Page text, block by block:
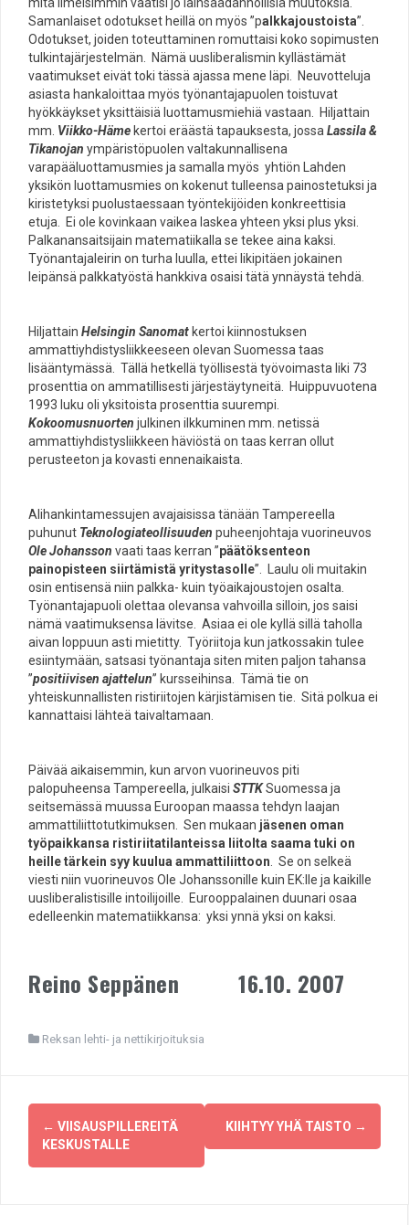
mitä ilmeisimmin vaatisi jo lainsäädännöllisiä muutoksia.
Samanlaiset odotukset heillä on myös ”palkkajoustoista”.
Odotukset, joiden toteuttaminen romuttaisi koko sopimusten
tulkintajärjestelmän. Nämä uusliberalismin kyllästämät
vaatimukset eivät toki tässä ajassa mene läpi. Neuvotteluja
asiasta hankaloittaa myös työnantajapuolen toistuvat
hyökkäykset yksittäisiä luottamusmiehiä vastaan. Hiljattain
mm. Viikko-Häme kertoi eräästä tapauksesta, jossaLassila &
Tikanojan ympäristöpuolen valtakunnallisena
varapääluottamusmies ja samalla myös yhtiön Lahden
yksikön luottamusmies on kokenut tulleensa painostetuksi ja
kiristetyksi puolustaessaan työntekijöiden konkreettisia
etuja. Ei ole kovinkaan vaikea laskea yhteen yksi plus yksi.
Palkanansaitsijain matematiikalla se tekee aina kaksi.
Työnantajaleirin on turha luulla, ettei likipitäen jokainen
leipänsä palkkatyöstä hankkiva osaisi tätä ynnäystä tehdä.
Hiljattain Helsingin Sanomat kertoi kiinnostuksen
ammattiyhdistysliikkeeseen olevan Suomessa taas
lisääntymässä. Tällä hetkellä työllisestä työvoimasta liki 73
prosenttia on ammatillisesti järjestäytyneitä. Huippuvuotena
1993 luku oli yksitoista prosenttia suurempi.
Kokoomusnuorten julkinen ilkkuminen mm. netissä
ammattiyhdistysliikkeen häviöstä on taas kerran ollut
perusteeton ja kovasti ennenaikaista.
Alihankintamessujen avajaisissa tänään Tampereella
puhunut Teknologiateollisuuden puheenjohtaja vuorineuvos
Ole Johansson vaati taas kerran ”päätöksenteon
painopisteen siirtämistä yritystasolle”. Laulu oli muitakin
osin entisensä niin palkka- kuin työaikajoustojen osalta.
Työnantajapuoli olettaa olevansa vahvoilla silloin, jos saisi
nämä vaatimuksensa lävitse. Asiaa ei ole kyllä sillä taholla
aivan loppuun asti mietitty. Työriitoja kun jatkossakin tulee
esiintymään, satsasi työnantaja siten miten paljon tahansa
”positiivisen ajattelun” kursseihinsa. Tämä tie on
yhteiskunnallisten ristiriitojen kärjistämisen tie. Sitä polkua ei
kannattaisi lähteä taivaltamaan.
Päivää aikaisemmin, kun arvon vuorineuvos piti
palopuheensa Tampereella, julkaisi STTKSuomessa ja
seitsemässä muussa Euroopan maassa tehdyn laajan
ammattiliittotutkimuksen. Sen mukaan jäsenen oman
työpaikkansa ristiriitatilanteissa liitolta saama tuki on
heille tärkein syy kuulua ammattiliittoon. Se on selkeä
viesti niin vuorineuvos Ole Johanssonille kuin EK:lle ja kaikille
uusliberalistisille intoilijoille. Eurooppalainen duunari osaa
edelleenkin matematiikkansa: yksi ynnä yksi on kaksi.
Reino Seppänen 16.10. 2007
Reksan lehti- ja nettikirjoituksia
Post
navigation
← VIISAUSPILLEREITÄ
KESKUSTALLE
KIIHTYY YHÄ TAISTO →